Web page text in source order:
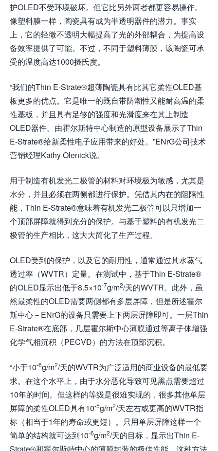
护OLED不受环境破坏。但它比另外两者都更容易操作。
像塑料膜一样，陶瓷具有成为半透明器件的潜力。事实
上，它的轻微不透明大幅提高了光的外部耦合，为提高设
备效率提供了可能。不过，不同于塑料薄膜，该陶瓷可承
受的温度高达1000摄氏度。
“我们的Thin E-Strate®超薄陶瓷具有比其它柔性OLED基
板更多的优点。它是唯一的既自带防潮性又能耐高温的柔
性基板，并且具有足够的强度和光滑度来在其上制造
OLED器件。由霍尔斯特中心制造的原型设备展示了Thin
E-Strate®给新柔性电子应用带来的好处。”ENrG公司技术
营销经理Kathy Olenick说。
用于制造有机发光二极管的材料对环境极为敏感，尤其是
水分，并且必须在两侧都进行保护。凭借其内在的阻隔性
能，Thin E-Strate®意味着有机发光二极管可以只增加一
个顶部屏障就得到充分的保护。与基于塑料的有机发光二
极管的生产相比，这大大简化了生产过程。
OLED受到的保护，以及它的耐用性，通常通过其水蒸气
透过率（WVTR）定量。在测试中，基于Thin E-Strate®
的OLED显示出低于8.5×10-7g/m2/天的WVTR。此外，虽
然最柔性的OLED需要两侧都有多层屏障，但是所述霍尔
斯中心－ENrG的设备只需要上下两层屏障即可。一层Thin
E-Strate®在底部，几层霍尔斯中心薄膜通过等离子体增强
化学气相沉积（PECVD）的方法在顶部沉积。
“小于10-6g/m2/天的WVTR为广泛适用的商业设备的最低要
求。在这个水平上，由于水分恶化导致可见黑点需要超过
10年的时间。但这样的等级是很难实现的，很多其他单层
屏障的柔性OLED具有10-5g/m2/天左右或更高的WVTR指
标（相当于1年的寿命或更短）。只用单层屏障这样一个
简单的结构就可达到10-6g/m2/天的目标，显示出Thin E-